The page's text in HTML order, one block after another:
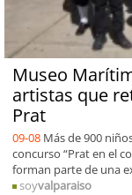
Museo
artistas que
Prat
09-08 Más de 900
concurso “Prat en el
forman parte de una
soyvalparaiso